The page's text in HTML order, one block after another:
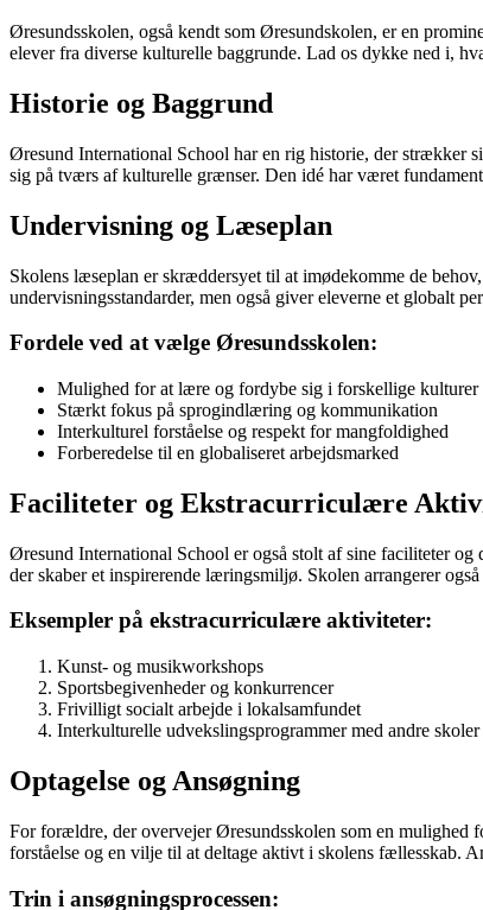
Øresundsskolen, også kendt som Øresundskolen, er en
elever fra diverse kulturelle baggrunde. Lad os dykke ned i,
Historie og Baggrund
Øresund International School har en rig historie, der strækker
sig på tværs af kulturelle grænser. Den idé har været
Undervisning og Læseplan
Skolens læseplan er skræddersyet til at imødekomme de
undervisningsstandarder, men også giver eleverne et globalt
Fordele ved at vælge Øresundsskolen:
Mulighed for at lære og fordybe sig i forskellige kulturer
Stærkt fokus på sprogindlæring og kommunikation
Interkulturel forståelse og respekt for mangfoldighed
Forberedelse til en globaliseret arbejdsmarked
Faciliteter og Ekstracurriculære
Øresund International School er også stolt af sine faciliteter
der skaber et inspirerende læringsmiljø. Skolen arrangerer
Eksempler på ekstracurriculære aktiviteter:
Kunst- og musikworkshops
Sportsbegivenheder og konkurrencer
Frivilligt socialt arbejde i lokalsamfundet
Interkulturelle udvekslingsprogrammer med andre skoler
Optagelse og Ansøgning
For forældre, der overvejer Øresundsskolen som en mulighed
forståelse og en vilje til at deltage aktivt i skolens fællesskab.
Trin i ansøgningsprocessen: